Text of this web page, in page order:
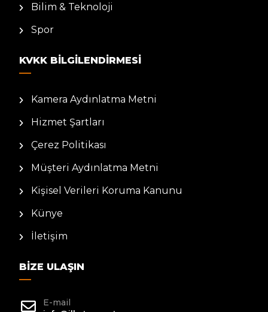
Bilim & Teknoloji
Spor
KVKK BILGILENDIRMESI
Kamera Aydınlatma Metni
Hizmet Şartları
Çerez Politikası
Müşteri Aydınlatma Metni
Kişisel Verileri Koruma Kanunu
Künye
İletişim
BIZE ULAŞIN
E-mail